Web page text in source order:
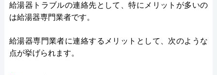
給湯器トラブルの連絡先として、特にメリットが多いの
は給湯器専門業者です。
給湯器専門業者に連絡するメリットとして、次のような
点が挙げられます。